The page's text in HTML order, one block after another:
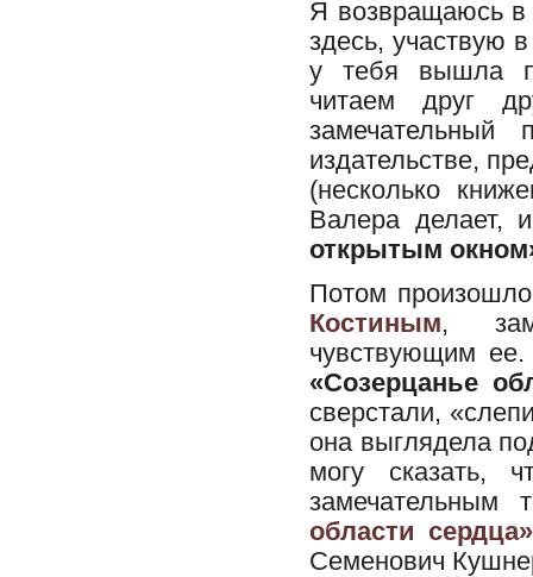
Я возвращаюсь в
здесь, участвую
у тебя вышла
читаем друг
издательстве,
(несколько
Валера делает,
открытым
Потом
Костиным,
чувствующим
«Созерцанье
сверстали,
она выглядела
могу сказать,
области сердца»
Семенович